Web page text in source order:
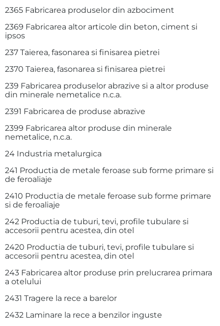
2365 Fabricarea produselor din azbociment
2369 Fabricarea altor articole din beton, ciment si
ipsos
237 Taierea, fasonarea si finisarea pietrei
2370 Taierea, fasonarea si finisarea pietrei
239 Fabricarea produselor abrazive si a altor produse
din minerale nemetalice n.c.a.
2391 Fabricarea de produse abrazive
2399 Fabricarea altor produse din minerale
nemetalice, n.c.a.
24 Industria metalurgica
241 Productia de metale feroase sub forme primare si
de feroaliaje
2410 Productia de metale feroase sub forme primare
si de feroaliaje
242 Productia de tuburi, tevi, profile tubulare si
accesorii pentru acestea, din otel
2420 Productia de tuburi, tevi, profile tubulare si
accesorii pentru acestea, din otel
243 Fabricarea altor produse prin prelucrarea primara
a otelului
2431 Tragere la rece a barelor
2432 Laminare la rece a benzilor inguste